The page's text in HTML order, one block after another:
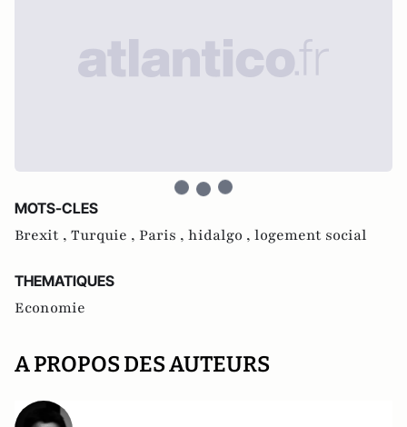
MOTS-CLES
Brexit , Turquie , Paris , hidalgo , logement social
THEMATIQUES
Economie
A PROPOS DES AUTEURS